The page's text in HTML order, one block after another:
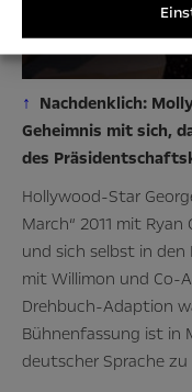
↑ Nachdenklich:
Geheimnis mit sich,
des
Hollywood-Star
March“ 2011 mit
und sich selbst in den
mit Willimon und Co-
Drehbuch-Adaption
Bühnenfassung ist in
deutscher Sprache zu